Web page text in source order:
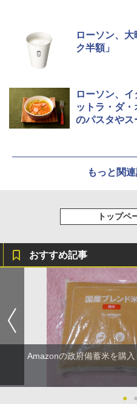
ローソン、
ク半額」
ローソン、
ットラ・ダ
のパスタやス
もっと関
トップペ
おすすめ記事
Amazonの政府備蓄米を購入
● ●